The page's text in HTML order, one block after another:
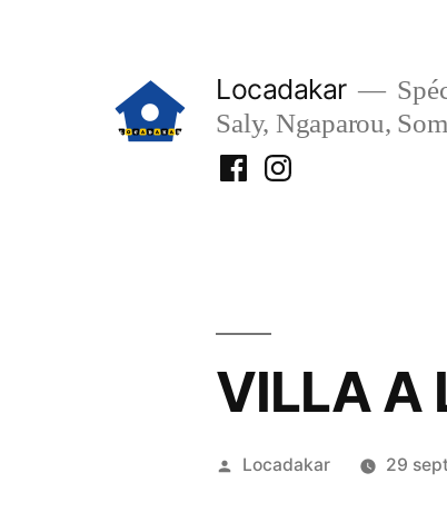
Locadakar
Saly, Ngaparou,
FacebookInstagram
VILLA A
Publié
Locadakar 29